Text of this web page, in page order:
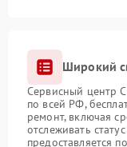
Широкий
Сервисный центр
по всей РФ,
ремонт, включая
отслеживать
предоставляется